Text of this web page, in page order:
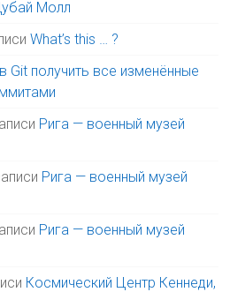
Молл
What’s this … ?
Git получить все изменённые
Рига — военный музей
Рига — военный музей
Рига — военный музей
Космический Центр Кеннеди,